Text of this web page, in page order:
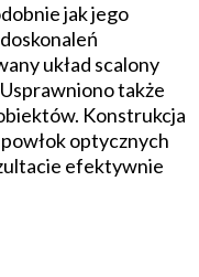
jak jego
układ scalony
także
Konstrukcja
optycznych
efektywnie